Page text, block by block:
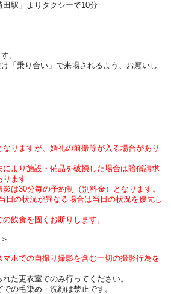
駅」よりタクシーで10分
。
「乗り合い」で来場されるよう、お願いし
りますが、婚礼の前撮等が入る場合があり
により施設・備品を破損した場合は賠償請求
ります
は30分毎の予約制（別料金）となります。
日の状況が異なる場合は当日の状況を優先し
飲食を固くお断りします。
マホでの自撮り撮影を含む一切の撮影行為を
た更衣室でのみ行ってください。
の毛染め・洗顔は禁止です。